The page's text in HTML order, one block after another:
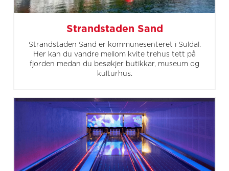
Strandstaden Sand
Strandstaden Sand er kommunesenteret i Suldal.
Her kan du vandre mellom kvite trehus tett på
fjorden medan du besøkjer butikkar, museum og
kulturhus.